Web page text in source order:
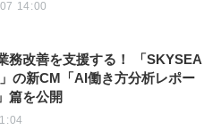
14:00
務改善を支援する！ 「SKYSEA
の新CM「AI働き方分析レポー
篇を公開